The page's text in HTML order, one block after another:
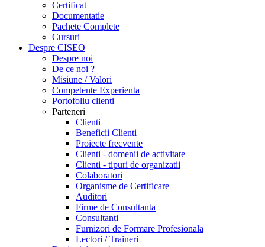
Certificat
Documentatie
Pachete Complete
Cursuri
Despre CISEO
Despre noi
De ce noi ?
Misiune / Valori
Competente Experienta
Portofoliu clienti
Parteneri
Clienti
Beneficii Clienti
Proiecte frecvente
Clienti - domenii de activitate
Clienti - tipuri de organizatii
Colaboratori
Organisme de Certificare
Auditori
Firme de Consultanta
Consultanti
Furnizori de Formare Profesionala
Lectori / Traineri